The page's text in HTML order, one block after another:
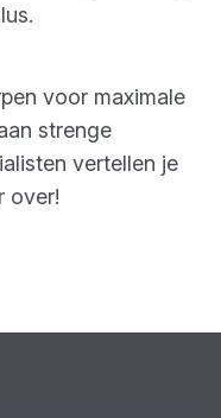
voor maximale
strenge
vertellen je
over!